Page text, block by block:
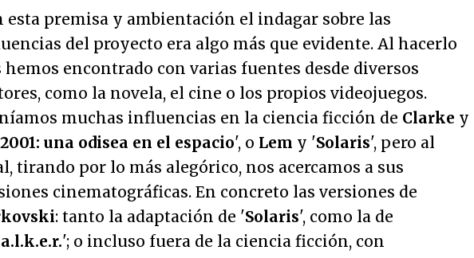
esta premisa y ambientación el indagar sobre las
del proyecto era algo más que evidente. Al hacerlo
hemos encontrado con varias fuentes desde diversos
como la novela, el cine o los propios videojuegos.
muchas influencias en la ciencia ficción de Clarke y
2001: una odisea en el espacio', o Lem y 'Solaris', pero al
tirando por lo más alegórico, nos acercamos a sus
cinematográficas. En concreto las versiones de
: tanto la adaptación de 'Solaris', como la de
'; o incluso fuera de la ciencia ficción, con